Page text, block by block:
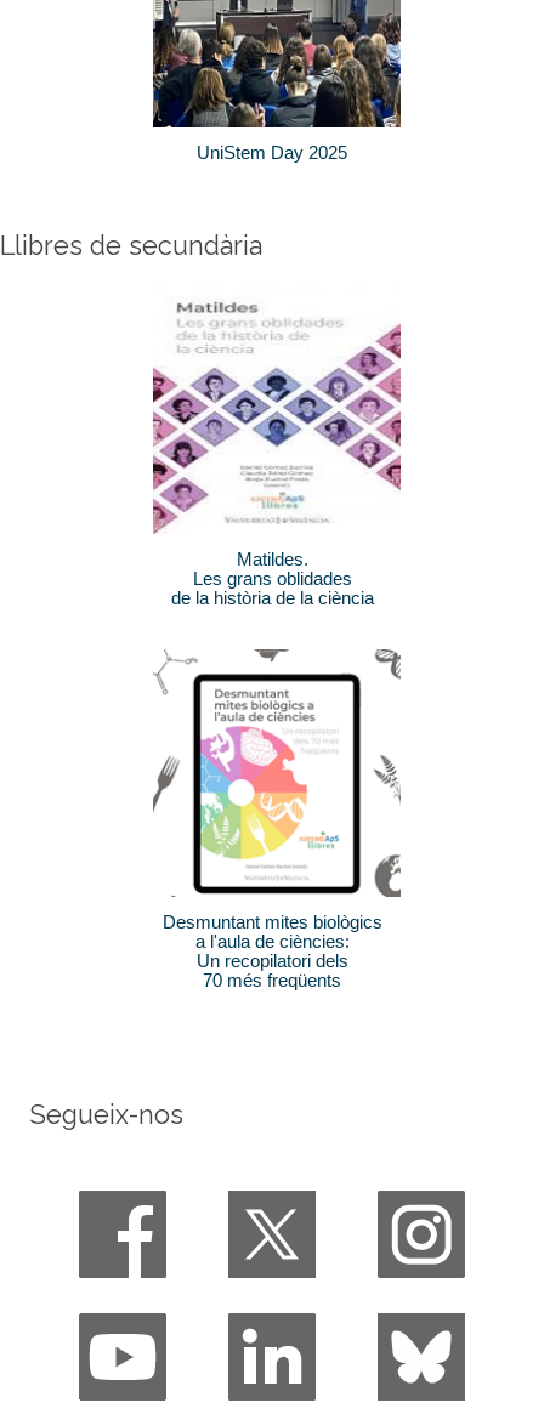
UniStem Day 2025
Llibres de secundària
Matildes.
Les grans oblidades
de la història de la ciència
Desmuntant mites biològics
a l'aula de ciències:
Un recopilatori dels
70 més freqüents
Segueix-nos